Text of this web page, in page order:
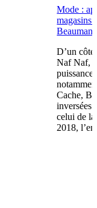
Mode :
magasins
D’un
Naf Naf,
Cache,
inversées
celui de
2018,